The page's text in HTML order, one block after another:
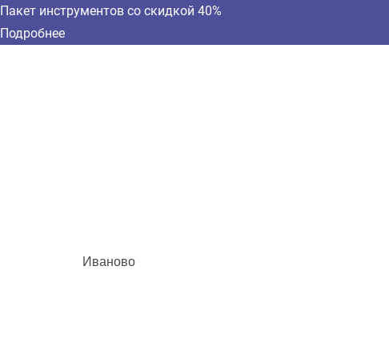
Пакет инструментов со скидкой 40%
Подробнее
Иваново